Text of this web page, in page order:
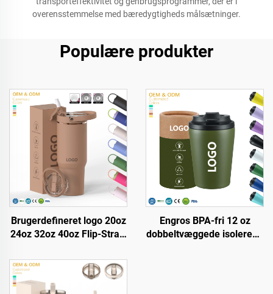
overensstemmelse med bæredygtigheds målsætninger.
Populære produkter
Brugerdefineret logo 20oz
24oz 32oz 40oz Flip-Straw
Stainless Steel
Vakuumisoleret Tumbler
med håndtag
Engros BPA-fri 12 oz
dobbeltvæggede isolerede